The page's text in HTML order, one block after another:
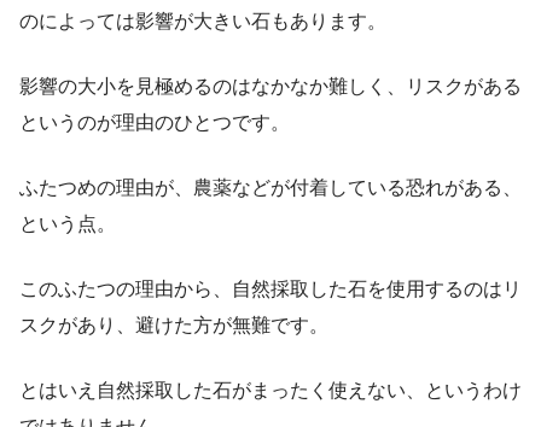
のによっては影響が大きい石もあります。
影響の大小を見極めるのはなかなか難しく、リスクがある
というのが理由のひとつです。
ふたつめの理由が、農薬などが付着している恐れがある、
という点。
このふたつの理由から、自然採取した石を使用するのはリ
スクがあり、避けた方が無難です。
とはいえ自然採取した石がまったく使えない、というわけ